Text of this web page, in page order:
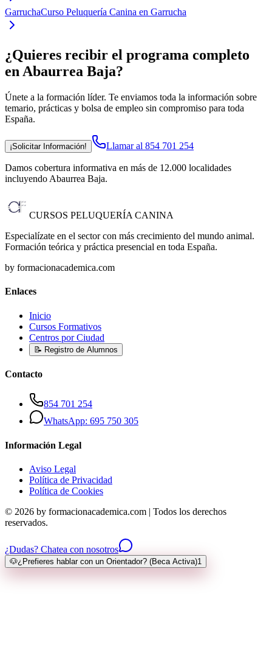
GarruchaCurso Peluquería Canina en Garrucha
¿Quieres recibir el programa completo
en Abaurrea Baja?
Únete a la formación líder. Te enviamos toda la información sobre
temario, prácticas y bolsa de empleo sin compromiso para toda
España.
¡Solicitar Información! Llamar al 854 701 254
Damos cobertura informativa en más de 12.000 localidades
incluyendo Abaurrea Baja.
CURSOS PELUQUERÍA CANINA
Especialízate en el sector con más crecimiento del mundo animal.
Formación teórica y práctica presencial en toda España.
by formacionacademica.com
Enlaces
Inicio
Cursos Formativos
Centros por Ciudad
📝 Registro de Alumnos
Contacto
854 701 254
WhatsApp: 695 750 305
Información Legal
Aviso Legal
Política de Privacidad
Política de Cookies
© 2026 by formacionacademica.com | Todos los derechos
reservados.
¿Dudas? Chatea con nosotros
🐶¿Prefieres hablar con un Orientador? (Beca Activa)1